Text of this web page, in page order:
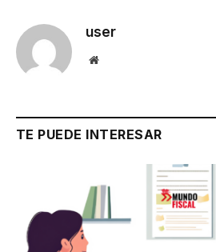
user
Website
TE PUEDE INTERESAR